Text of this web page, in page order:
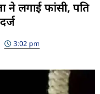
ने लगाई फांसी, पति
3:02 pm